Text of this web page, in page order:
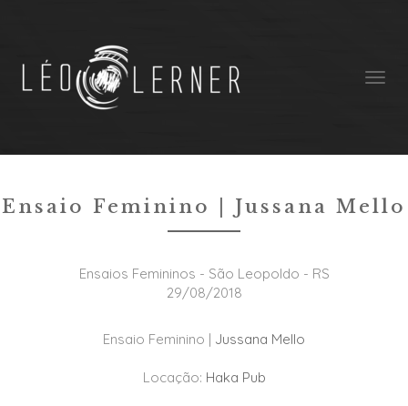
Ensaio Feminino | Jussana Mello
Ensaios Femininos - São Leopoldo - RS
29/08/2018
Ensaio Feminino | Jussana Mello
Locação: Haka Pub